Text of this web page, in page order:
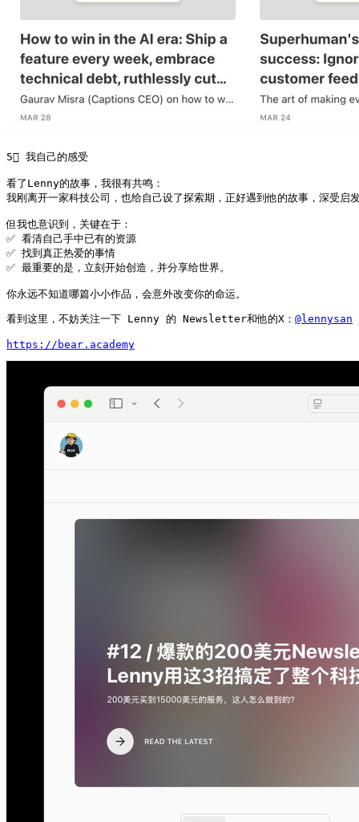
5⃣ 我自己的感受
看了Lenny的故事，我很有共鸣：
我刚离开一家科技公司，也给自己设了探索期，正好遇到他的故事，深受启
但我也意识到，关键在于：
✅ 看清自己手中已有的资源
✅ 找到真正热爱的事情
✅ 最重要的是，立刻开始创造，并分享给世界。
你永远不知道哪篇小小作品，会意外改变你的命运。
看到这里，不妨关注一下 Lenny 的 Newsletter和他的X： @lennysan
https://bear.academy